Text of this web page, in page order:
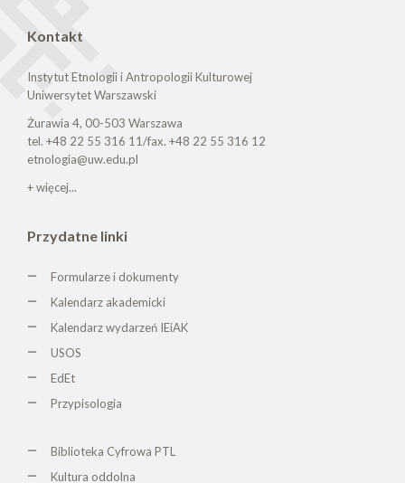
Kontakt
Instytut Etnologii i Antropologii Kulturowej
Uniwersytet Warszawski
Żurawia 4, 00-503 Warszawa
tel. +48 22 55 316 11/fax. +48 22 55 316 12
etnologia@uw.edu.pl
+ więcej...
Przydatne linki
Formularze i dokumenty
Kalendarz akademicki
Kalendarz wydarzeń IEiAK
USOS
EdEt
Przypisologia
Biblioteka Cyfrowa PTL
Kultura oddolna